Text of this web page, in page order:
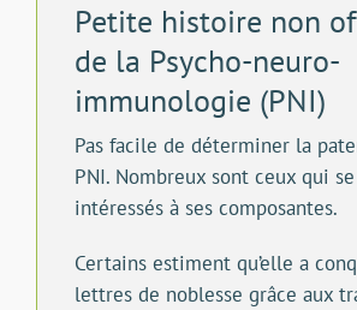
Petite histoire non
de la Psycho-neuro-
immunologie (PNI)
Pas facile de déterminer la
PNI. Nombreux sont ceux qui
intéressés à ses composantes.
Certains estiment qu’elle a
lettres de noblesse grâce aux